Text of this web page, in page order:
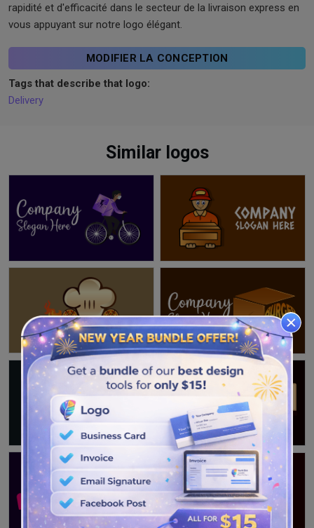
rapidité et d'efficacité dans le secteur de la livraison express en
vous appuyant sur notre logo élégant.
MODIFIER LA CONCEPTION
Tags that describe that logo:
Delivery
Similar logos